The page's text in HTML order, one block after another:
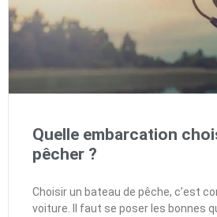
Quelle embarcation
pêcher ?
Choisir un bateau de pêche, c’est
voiture. Il faut se poser les bonnes